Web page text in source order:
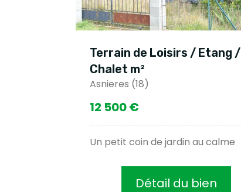
Terrain de Loisirs / Etang /
Chalet m²
Asnieres (18)
12 500 €
Un petit coin de jardin au calme
Détail du bien